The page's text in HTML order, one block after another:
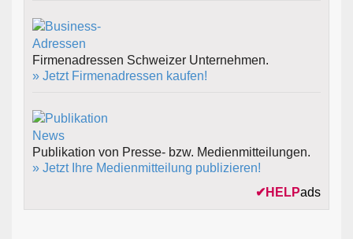
Firmenadressen Schweizer Unternehmen.
» Jetzt Firmenadressen kaufen!
Publikation von Presse- bzw. Medienmitteilungen.
» Jetzt Ihre Medienmitteilung publizieren!
✔ HELPads